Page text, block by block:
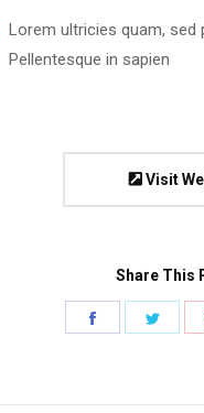
Lorem ultricies quam, sed
Pellentesque in sapien
Visit
Share This